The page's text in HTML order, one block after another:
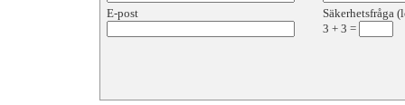
E-post
Säkerhetsfråga
3 + 3 =